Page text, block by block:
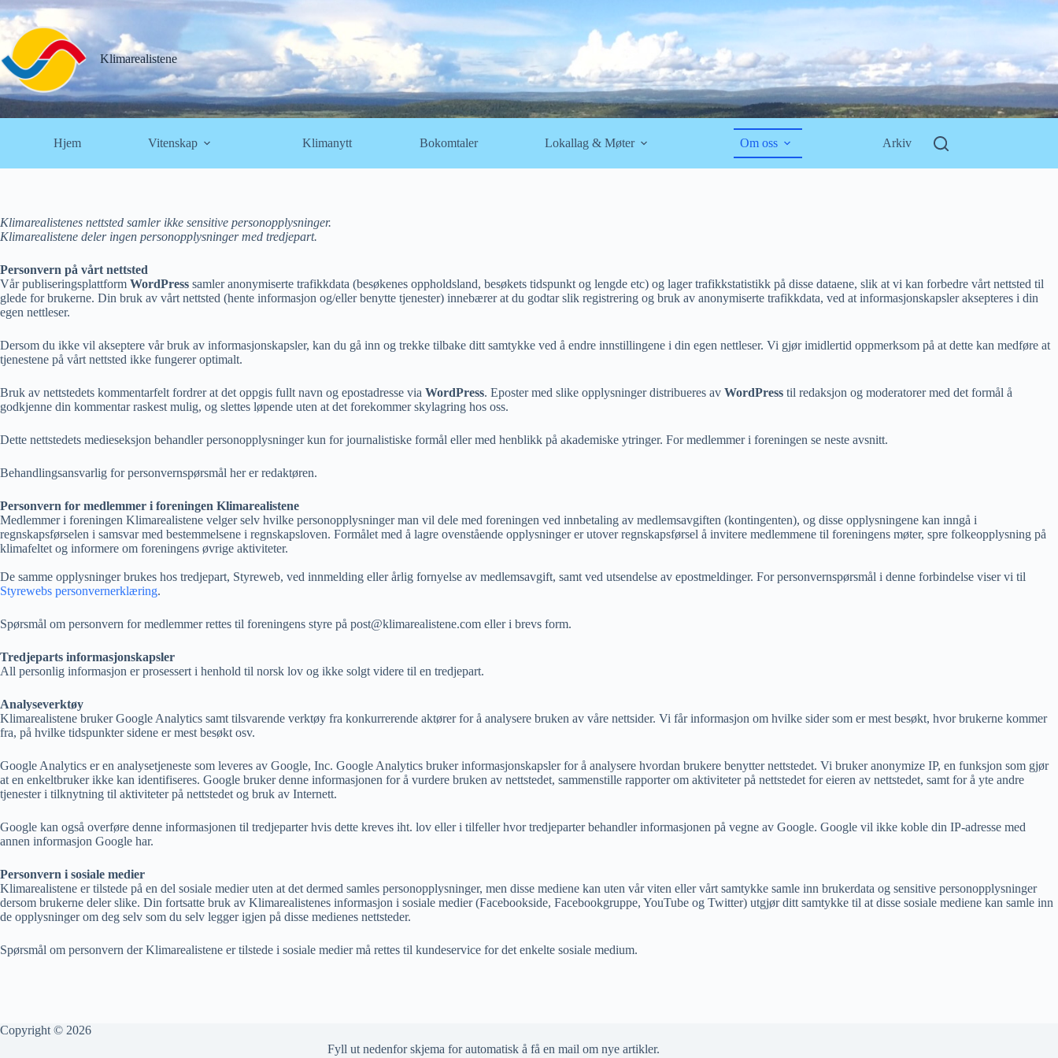
Hopp
til
innholdet
Klimarealistene
Hjem Vitenskap Klimanytt Bokomtaler Lokallag & Møter Om oss Arkiv
Klimarealistenes nettsted samler ikke sensitive personopplysninger.
Klimarealistene deler ingen personopplysninger med tredjepart.
Personvern på vårt nettsted
Vår publiseringsplattform WordPress samler anonymiserte trafikkdata (besøkenes oppholdsland, besøkets tidspunkt og lengde etc) og lager trafikkstatistikk på disse dataene, slik at vi kan forbedre vårt nettsted til
glede for brukerne. Din bruk av vårt nettsted (hente informasjon og/eller benytte tjenester) innebærer at du godtar slik registrering og bruk av anonymiserte trafikkdata, ved at informasjonskapsler aksepteres i din
egen nettleser.
Dersom du ikke vil akseptere vår bruk av informasjonskapsler, kan du gå inn og trekke tilbake ditt samtykke ved å endre innstillingene i din egen nettleser. Vi gjør imidlertid oppmerksom på at dette kan medføre at
tjenestene på vårt nettsted ikke fungerer optimalt.
Bruk av nettstedets kommentarfelt fordrer at det oppgis fullt navn og epostadresse via WordPress. Eposter med slike opplysninger distribueres av WordPress til redaksjon og moderatorer med det formål å
godkjenne din kommentar raskest mulig, og slettes løpende uten at det forekommer skylagring hos oss.
Dette nettstedets medieseksjon behandler personopplysninger kun for journalistiske formål eller med henblikk på akademiske ytringer. For medlemmer i foreningen se neste avsnitt.
Behandlingsansvarlig for personvernspørsmål her er redaktøren.
Personvern for medlemmer i foreningen Klimarealistene
Medlemmer i foreningen Klimarealistene velger selv hvilke personopplysninger man vil dele med foreningen ved innbetaling av medlemsavgiften (kontingenten), og disse opplysningene kan inngå i
regnskapsførselen i samsvar med bestemmelsene i regnskapsloven. Formålet med å lagre ovenstående opplysninger er utover regnskapsførsel å invitere medlemmene til foreningens møter, spre folkeopplysning på
klimafeltet og informere om foreningens øvrige aktiviteter.
De samme opplysninger brukes hos tredjepart, Styreweb, ved innmelding eller årlig fornyelse av medlemsavgift, samt ved utsendelse av epostmeldinger. For personvernspørsmål i denne forbindelse viser vi til
Styrewebs personvernerklæring.
Spørsmål om personvern for medlemmer rettes til foreningens styre på post@klimarealistene.com eller i brevs form.
Tredjeparts informasjonskapsler
All personlig informasjon er prosessert i henhold til norsk lov og ikke solgt videre til en tredjepart.
Analyseverktøy
Klimarealistene bruker Google Analytics samt tilsvarende verktøy fra konkurrerende aktører for å analysere bruken av våre nettsider. Vi får informasjon om hvilke sider som er mest besøkt, hvor brukerne kommer
fra, på hvilke tidspunkter sidene er mest besøkt osv.
Google Analytics er en analysetjeneste som leveres av Google, Inc. Google Analytics bruker informasjonskapsler for å analysere hvordan brukere benytter nettstedet. Vi bruker anonymize IP, en funksjon som gjør
at en enkeltbruker ikke kan identifiseres. Google bruker denne informasjonen for å vurdere bruken av nettstedet, sammenstille rapporter om aktiviteter på nettstedet for eieren av nettstedet, samt for å yte andre
tjenester i tilknytning til aktiviteter på nettstedet og bruk av Internett.
Google kan også overføre denne informasjonen til tredjeparter hvis dette kreves iht. lov eller i tilfeller hvor tredjeparter behandler informasjonen på vegne av Google. Google vil ikke koble din IP-adresse med
annen informasjon Google har.
Personvern i sosiale medier
Klimarealistene er tilstede på en del sosiale medier uten at det dermed samles personopplysninger, men disse mediene kan uten vår viten eller vårt samtykke samle inn brukerdata og sensitive personopplysninger
dersom brukerne deler slike. Din fortsatte bruk av Klimarealistenes informasjon i sosiale medier (Facebookside, Facebookgruppe, YouTube og Twitter) utgjør ditt samtykke til at disse sosiale mediene kan samle inn
de opplysninger om deg selv som du selv legger igjen på disse medienes nettsteder.
Spørsmål om personvern der Klimarealistene er tilstede i sosiale medier må rettes til kundeservice for det enkelte sosiale medium.
Copyright © 2026
Fyll ut nedenfor skjema for automatisk å få en mail om nye artikler.